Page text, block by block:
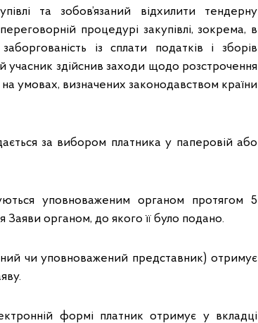
та зобов’язаний відхилити тендерну
процедурі закупівлі, зокрема, в
із сплати податків і зборів
учасник здійснив заходи щодо розстрочення
на умовах, визначених законодавством країни
за вибором платника у паперовій або
уповноваженим органом протягом 5
органом, до якого її було подано.
чи уповноважений представник) отримує
формі платник отримує у вкладці